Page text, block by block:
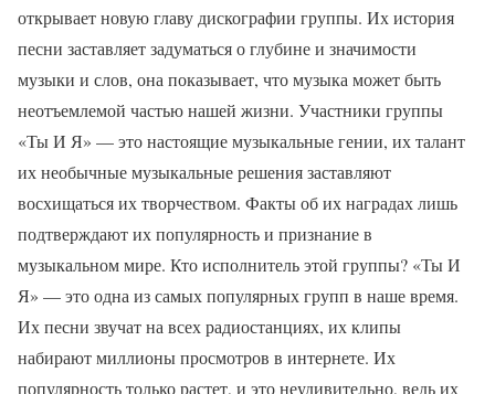
открывает новую главу дискографии группы. Их история
песни заставляет задуматься о глубине и значимости
музыки и слов, она показывает, что музыка может быть
неотъемлемой частью нашей жизни. Участники группы
«Ты И Я» — это настоящие музыкальные гении, их талант
их необычные музыкальные решения заставляют
восхищаться их творчеством. Факты об их наградах лишь
подтверждают их популярность и признание в
музыкальном мире. Кто исполнитель этой группы? «Ты И
Я» — это одна из самых популярных групп в наше время.
Их песни звучат на всех радиостанциях, их клипы
набирают миллионы просмотров в интернете. Их
популярность только растет, и это неудивительно, ведь их